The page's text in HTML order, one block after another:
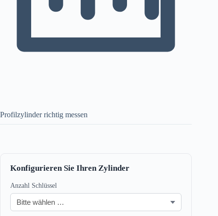
Profilzylinder richtig messen
Konfigurieren Sie Ihren Zylinder
Anzahl Schlüssel